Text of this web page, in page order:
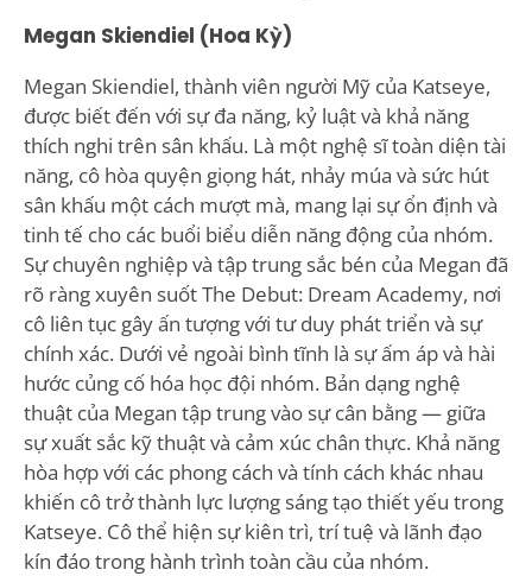
Megan Skiendiel (Hoa Kỳ)
Megan Skiendiel, thành viên người Mỹ của Katseye,
được biết đến với sự đa năng, kỷ luật và khả năng
thích nghi trên sân khấu. Là một nghệ sĩ toàn diện tài
năng, cô hòa quyện giọng hát, nhảy múa và sức hút
sân khấu một cách mượt mà, mang lại sự ổn định và
tinh tế cho các buổi biểu diễn năng động của nhóm.
Sự chuyên nghiệp và tập trung sắc bén của Megan đã
rõ ràng xuyên suốt The Debut: Dream Academy, nơi
cô liên tục gây ấn tượng với tư duy phát triển và sự
chính xác. Dưới vẻ ngoài bình tĩnh là sự ấm áp và hài
hước củng cố hóa học đội nhóm. Bản dạng nghệ
thuật của Megan tập trung vào sự cân bằng — giữa
sự xuất sắc kỹ thuật và cảm xúc chân thực. Khả năng
hòa hợp với các phong cách và tính cách khác nhau
khiến cô trở thành lực lượng sáng tạo thiết yếu trong
Katseye. Cô thể hiện sự kiên trì, trí tuệ và lãnh đạo
kín đáo trong hành trình toàn cầu của nhóm.